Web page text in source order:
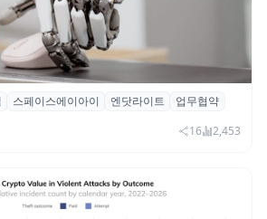
크 스타트업 3곳과 손잡고
만든다
스페이스에이아이 엔닷라이트
업무협약
16 2,453